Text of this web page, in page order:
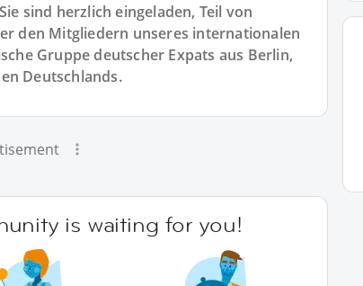
sind herzlich eingeladen, Teil von
den Mitgliedern unseres internationalen
Gruppe deutscher Expats aus Berlin,
Deutschlands.
is waiting for you!